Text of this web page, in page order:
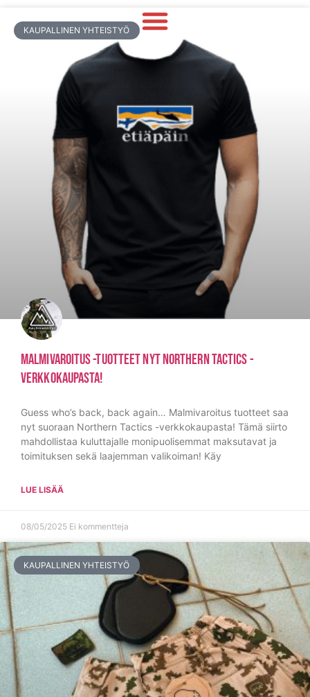
KAUPALLINEN YHTEISTYÖ
Malmivaroitus -tuotteet Nyt Northern Tactics -
Verkkokaupasta!
Guess who’s back, back again… Malmivaroitus tuotteet saa
nyt suoraan Northern Tactics -verkkokaupasta! Tämä siirto
mahdollistaa kuluttajalle monipuolisemmat maksutavat ja
toimituksen sekä laajemman valikoiman! Käy
LUE LISÄÄ
08/05/2025 Ei kommentteja
KAUPALLINEN YHTEISTYÖ